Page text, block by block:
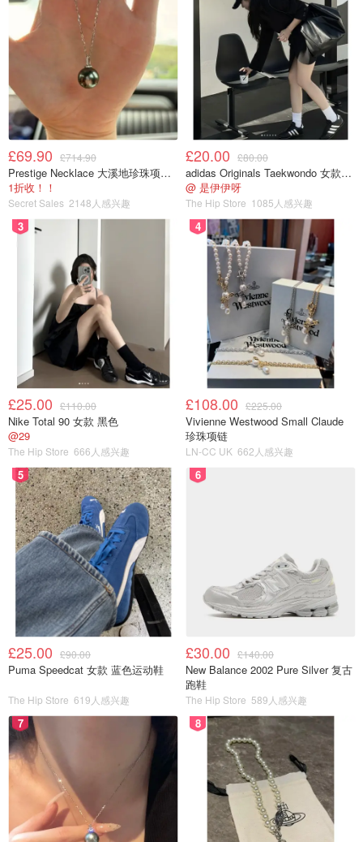
£69.90 £714.90
Prestige Necklace 大溪地珍珠项链 10-11mm
1折收！！
Secret Sales 2148人感兴趣
£20.00 £80.00
adidas Originals Taekwondo 女款黑色运动鞋
@ 是伊伊呀
The Hip Store 1085人感兴趣
3
£25.00 £110.00
Nike Total 90 女款 黑色
@29
The Hip Store 666人感兴趣
4
£108.00 £225.00
Vivienne Westwood Small Claude
珍珠项链
LN-CC UK 662人感兴趣
5
£25.00 £90.00
Puma Speedcat 女款 蓝色运动鞋
The Hip Store 619人感兴趣
6
£30.00 £140.00
New Balance 2002 Pure Silver 复古
跑鞋
The Hip Store 589人感兴趣
7 8